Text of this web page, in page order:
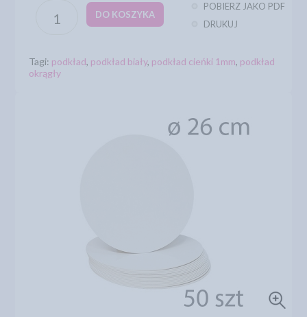
DO KOSZYKA
POBIERZ JAKO PDF
DRUKUJ
Tagi: podkład, podkład biały, podkład cieńki 1mm, podkład
okrągły